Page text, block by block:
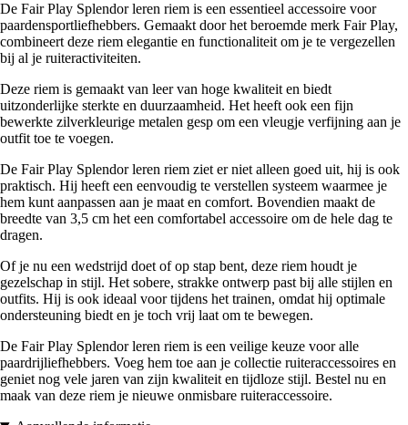
De Fair Play Splendor leren riem is een essentieel accessoire voor
paardensportliefhebbers. Gemaakt door het beroemde merk Fair Play,
combineert deze riem elegantie en functionaliteit om je te vergezellen
bij al je ruiteractiviteiten.
Deze riem is gemaakt van leer van hoge kwaliteit en biedt
uitzonderlijke sterkte en duurzaamheid. Het heeft ook een fijn
bewerkte zilverkleurige metalen gesp om een vleugje verfijning aan je
outfit toe te voegen.
De Fair Play Splendor leren riem ziet er niet alleen goed uit, hij is ook
praktisch. Hij heeft een eenvoudig te verstellen systeem waarmee je
hem kunt aanpassen aan je maat en comfort. Bovendien maakt de
breedte van 3,5 cm het een comfortabel accessoire om de hele dag te
dragen.
Of je nu een wedstrijd doet of op stap bent, deze riem houdt je
gezelschap in stijl. Het sobere, strakke ontwerp past bij alle stijlen en
outfits. Hij is ook ideaal voor tijdens het trainen, omdat hij optimale
ondersteuning biedt en je toch vrij laat om te bewegen.
De Fair Play Splendor leren riem is een veilige keuze voor alle
paardrijliefhebbers. Voeg hem toe aan je collectie ruiteraccessoires en
geniet nog vele jaren van zijn kwaliteit en tijdloze stijl. Bestel nu en
maak van deze riem je nieuwe onmisbare ruiteraccessoire.